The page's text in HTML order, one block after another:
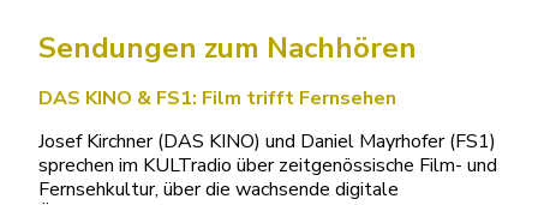
Sendungen zum Nachhören
DAS KINO & FS1: Film trifft Fernsehen
Josef Kirchner (DAS KINO) und Daniel Mayrhofer (FS1)
sprechen im KULTradio über zeitgenössische Film- und
Fernsehkultur, über die wachsende digitale